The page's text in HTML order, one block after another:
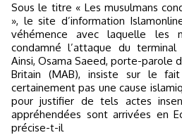
Sous le titre « Les musulmans
», le site d’information
véhémence avec laquelle les
condamné l’attaque du
Ainsi, Osama Saeed, porte-parole
Britain (MAB), insiste sur le
certainement pas une cause
pour justifier de tels actes
appréhendées sont arrivées en
précise-t-il